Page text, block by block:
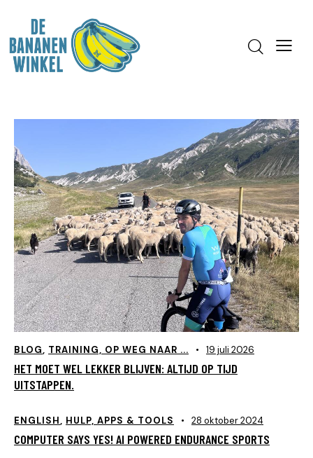
BLOG, TRAINING, OP WEG NAAR ... 19 juli 2026
HET MOET WEL LEKKER BLIJVEN: ALTIJD OP TIJD
UITSTAPPEN.
ENGLISH, HULP, APPS & TOOLS 28 oktober 2024
COMPUTER SAYS YES! AI POWERED ENDURANCE SPORTS